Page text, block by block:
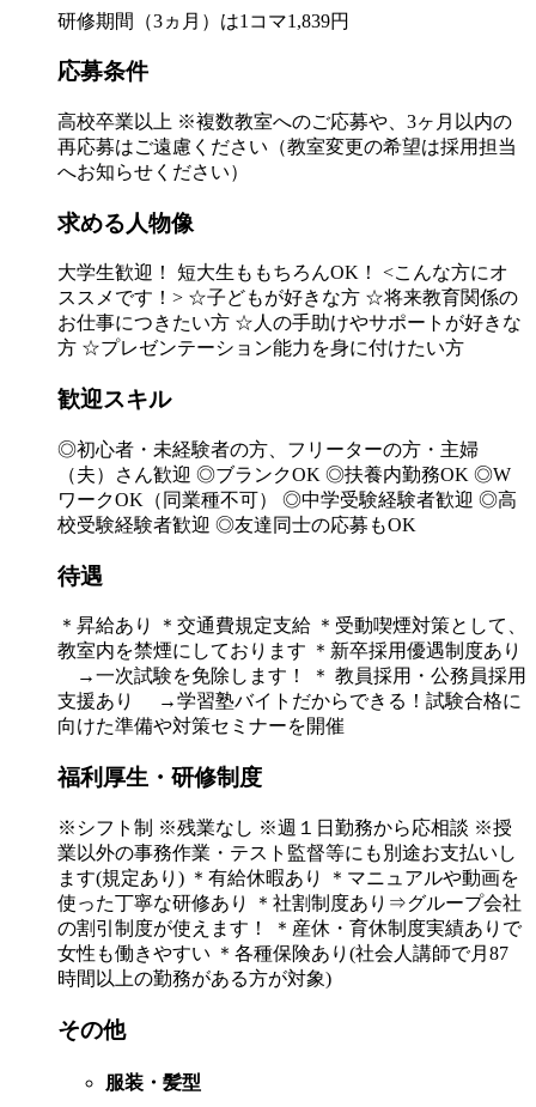
研修期間（3ヵ月）は1コマ1,839円
応募条件
高校卒業以上 ※複数教室へのご応募や、3ヶ月以内の
再応募はご遠慮ください（教室変更の希望は採用担当
へお知らせください）
求める人物像
大学生歓迎！ 短大生ももちろんOK！ <こんな方にオ
ススメです！> ☆子どもが好きな方 ☆将来教育関係の
お仕事につきたい方 ☆人の手助けやサポートが好きな
方 ☆プレゼンテーション能力を身に付けたい方
歓迎スキル
◎初心者・未経験者の方、フリーターの方・主婦
（夫）さん歓迎 ◎ブランクOK ◎扶養内勤務OK ◎W
ワークOK（同業種不可） ◎中学受験経験者歓迎 ◎高
校受験経験者歓迎 ◎友達同士の応募もOK
待遇
＊昇給あり ＊交通費規定支給 ＊受動喫煙対策として、
教室内を禁煙にしております ＊新卒採用優遇制度あり
→一次試験を免除します！ ＊ 教員採用・公務員採用
支援あり →学習塾バイトだからできる！試験合格に
向けた準備や対策セミナーを開催
福利厚生・研修制度
※シフト制 ※残業なし ※週１日勤務から応相談 ※授
業以外の事務作業・テスト監督等にも別途お支払いし
ます(規定あり) ＊有給休暇あり ＊マニュアルや動画を
使った丁寧な研修あり ＊社割制度あり⇒グループ会社
の割引制度が使えます！ ＊産休・育休制度実績ありで
女性も働きやすい ＊各種保険あり(社会人講師で月87
時間以上の勤務がある方が対象)
その他
服装・髪型